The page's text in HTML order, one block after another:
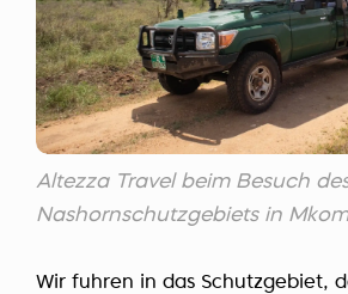
Altezza Travel beim Besuch
Nashornschutzgebiets in
Wir fuhren in das Schutzgebiet,